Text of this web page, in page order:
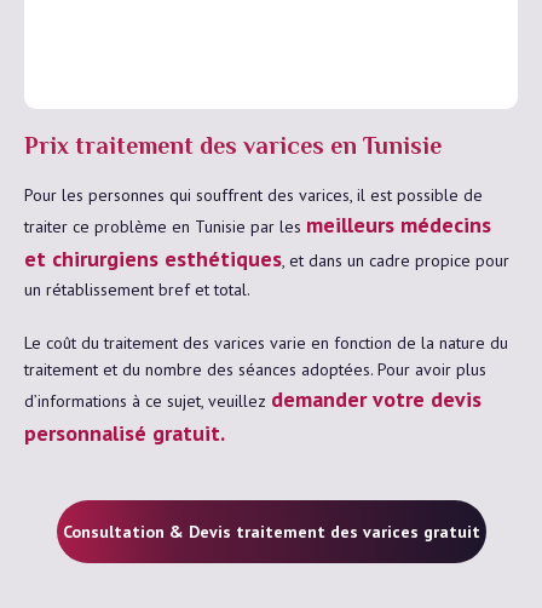
Prix traitement des varices en Tunisie
Pour les personnes qui souffrent des varices, il est possible de
traiter ce problème en Tunisie par les meilleurs médecins
et chirurgiens esthétiques, et dans un cadre propice pour
un rétablissement bref et total.
Le coût du traitement des varices varie en fonction de la nature du
traitement et du nombre des séances adoptées. Pour avoir plus
d’informations à ce sujet, veuillez demander votre devis
personnalisé gratuit.
Consultation & Devis traitement des varices gratuit